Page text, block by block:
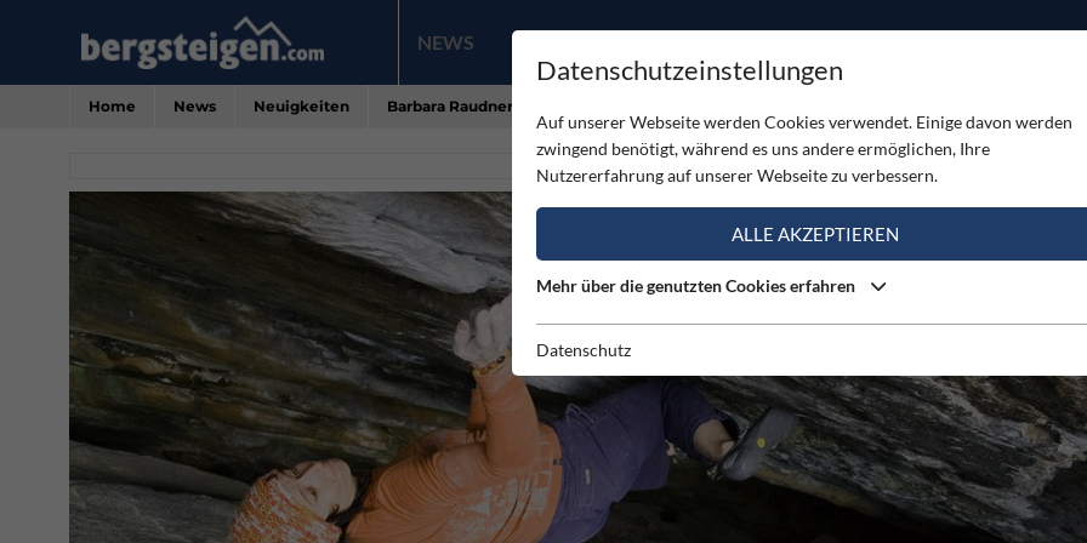
NEWS PRODUKTE
Home News Neuigkeiten Barbara Raudner bouldert Hobbygärtner Fb 7c+ bloc
Datenschutzeinstellungen
Auf unserer Webseite werden Cookies verwendet. Einige davon werden
zwingend benötigt, während es uns andere ermöglichen, Ihre
Nutzererfahrung auf unserer Webseite zu verbessern.
ALLE AKZEPTIEREN
Mehr über die genutzten Cookies erfahren
Datenschutz